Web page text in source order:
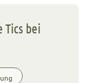
Tics bei